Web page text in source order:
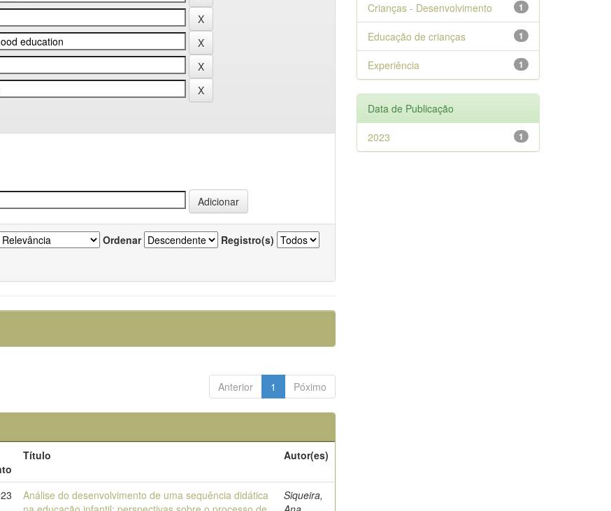
Ordenar Registro(s)
Anterior 1 Póximo
Título Autor(es)
Análise do desenvolvimento de uma sequência didática
Siqueira,
1
Crianças - Desenvolvimento
1
Educação de crianças
1
Experiência
Data de Publicação
1
2023